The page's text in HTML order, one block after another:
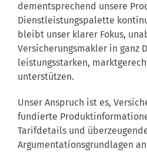
dementsprechend unsere
Dienstleistungspalette
bleibt unser klarer Fokus,
Versicherungsmakler in ganz
leistungsstarken,
unterstützen.
Unser Anspruch ist es,
fundierte
Tarifdetails und
Argumentationsgrundlagen